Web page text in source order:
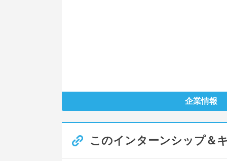
企業情報
このインターンシップ＆